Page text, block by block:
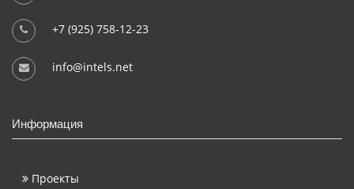
+7 (925) 758-12-23
info@intels.net
Информация
Проекты